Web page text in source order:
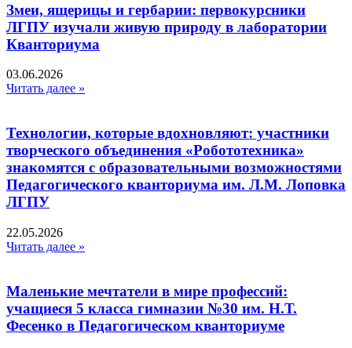
Змеи, ящерицы и гербарии: первокурсники
ЛГПУ изучали живую природу в лаборатории
Кванториума
03.06.2026
Читать далее »
Технологии, которые вдохновляют: участники
творческого объединения «Робототехника»
знакомятся с образовательными возможностями
Педагогического кванториума им. Л.М. Лоповка
ЛГПУ
22.05.2026
Читать далее »
Маленькие мечтатели в мире профессий:
учащиеся 5 класса гимназии №30 им. Н.Т.
Фесенко в Педагогическом кванториуме